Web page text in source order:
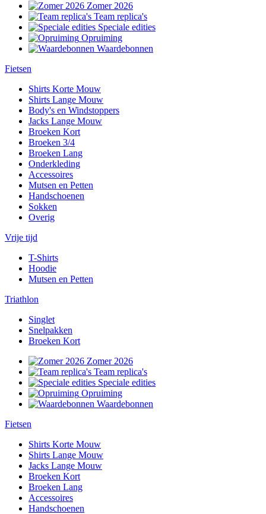
Zomer 2026
Team replica's
Speciale edities
Opruiming
Waardebonnen
Fietsen
Shirts Korte Mouw
Shirts Lange Mouw
Body's en Windstoppers
Jacks Lange Mouw
Broeken Kort
Broeken 3/4
Broeken Lang
Onderkleding
Accessoires
Mutsen en Petten
Handschoenen
Sokken
Overig
Vrije tijd
T-Shirts
Hoodie
Mutsen en Petten
Triathlon
Singlet
Snelpakken
Broeken Kort
Zomer 2026
Team replica's
Speciale edities
Opruiming
Waardebonnen
Fietsen
Shirts Korte Mouw
Shirts Lange Mouw
Jacks Lange Mouw
Broeken Kort
Broeken Lang
Accessoires
Handschoenen